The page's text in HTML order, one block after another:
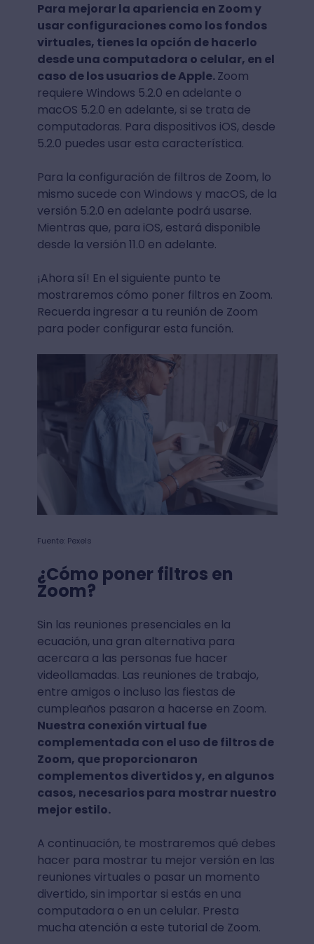
Para mejorar la apariencia en Zoom y
usar configuraciones como los fondos
virtuales, tienes la opción de hacerlo
desde una computadora o celular, en el
caso de los usuarios de Apple.Zoom
requiere Windows 5.2.0 en adelante o
macOS 5.2.0 en adelante, si se trata de
computadoras. Para dispositivos iOS, desde
5.2.0 puedes usar esta característica.
Para la configuración de filtros de Zoom, lo
mismo sucede con Windows y macOS, de la
versión 5.2.0 en adelante podrá usarse.
Mientras que, para iOS, estará disponible
desde la versión 11.0 en adelante.
¡Ahora sí! En el siguiente punto te
mostraremos cómo poner filtros en Zoom.
Recuerda ingresar a tu reunión de Zoom
para poder configurar esta función.
Fuente: Pexels
¿Cómo poner filtros en
Zoom?
Sin las reuniones presenciales en la
ecuación, una gran alternativa para
acercara a las personas fue hacer
videollamadas. Las reuniones de trabajo,
entre amigos o incluso las fiestas de
cumpleaños pasaron a hacerse en Zoom.
Nuestra conexión virtual fue
complementada con el uso de filtros de
Zoom, que proporcionaron
complementos divertidos y, en algunos
casos, necesarios para mostrar nuestro
mejor estilo.
A continuación, te mostraremos qué debes
hacer para mostrar tu mejor versión en las
reuniones virtuales o pasar un momento
divertido, sin importar si estás en una
computadora o en un celular. Presta
mucha atención a este tutorial de Zoom.